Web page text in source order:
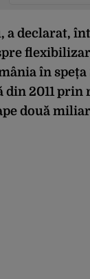
a declarat,
în speța
din 2011 prin
două